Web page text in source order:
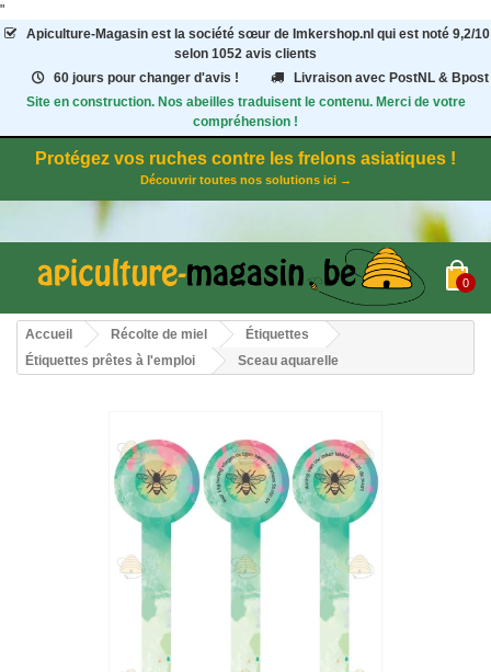
"
Apiculture-Magasinest la société sœur de Imkershop.nl qui est noté 9,2/10
selon 1052 avis clients
60 jours pour changer d'avis !
Livraison avec PostNL & Bpost
Site en construction. Nos abeilles traduisent le contenu. Merci de votre
compréhension !
Protégez vos ruches contre les frelons asiatiques !
Découvrir toutes nos solutions ici →
0
Accueil Récolte de miel
Étiquettes
Étiquettes prêtes à l'emploi
Sceau aquarelle